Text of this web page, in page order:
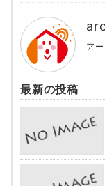
ア
最新の投稿